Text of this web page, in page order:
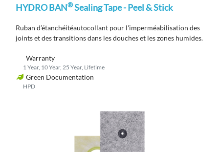
HYDRO BAN®Sealing Tape - Peel & Stick
Ruban d’étanchéitéautocollant pour l'imperméabilisation des
joints et des transitionsdans les douches et les zones humides.
Warranty
1 Year, 10 Year, 25 Year, Lifetime
Green Documentation
HPD